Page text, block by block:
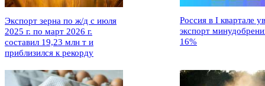
Экспорт зерна по ж/д с июля
2025 г. по март 2026 г.
составил 19,23 млн т и
приблизился к рекорду
Россия в I квартале
экспорт
16%